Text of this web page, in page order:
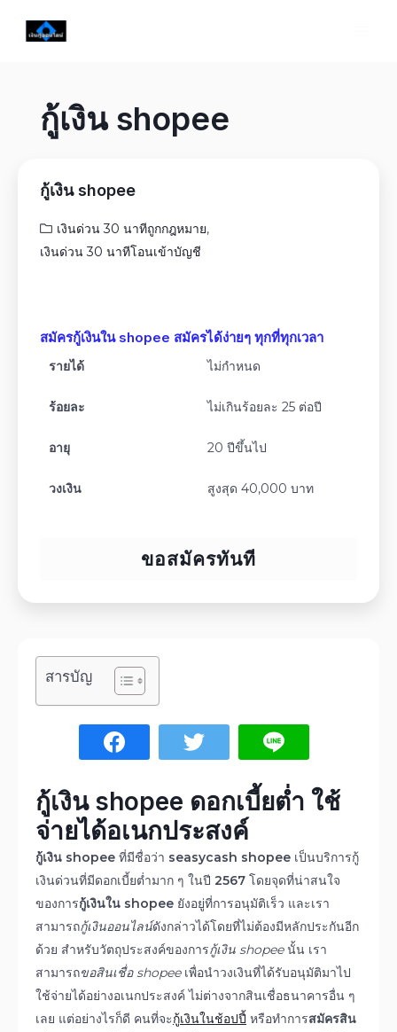
กู้เงิน shopee
กู้เงิน shopee
เงินด่วน 30 นาทีถูกกฎหมาย,
เงินด่วน 30 นาทีโอนเข้าบัญชี
สมัครกู้เงินใน shopee สมัครได้ง่ายๆ ทุกที่ทุกเวลา
รายได้ ไม่กำหนด
ร้อยละ ไม่เกินร้อยละ 25 ต่อปี
อายุ 20 ปีขึ้นไป
วงเงิน สูงสุด 40,000 บาท
ขอสมัครทันที
สารบัญ
กู้เงิน shopee ดอกเบี้ยต่ำ ใช้
จ่ายได้อเนกประสงค์
กู้เงิน shopee ที่มีชื่อว่า seasycash shopee เป็นบริการกู้
เงินด่วนที่มีดอกเบี้ยต่ำมาก ๆ ในปี 2567 โดยจุดที่น่าสนใจ
ของการกู้เงินใน shopee ยังอยู่ที่การอนุมัติเร็ว และเรา
สามารถกู้เงินออนไลน์ดังกล่าวได้โดยที่ไม่ต้องมีหลักประกันอีก
ด้วย สำหรับวัตถุประสงค์ของการกู้เงิน shopeeนั้น เรา
สามารถขอสินเชื่อ shopeeเพื่อนำวงเงินที่ได้รับอนุมัติมาไป
ใช้จ่ายได้อย่างอเนกประสงค์ ไม่ต่างจากสินเชื่อธนาคารอื่น ๆ
เลย แต่อย่างไรก็ดี คนที่จะกู้เงินในช้อปปี้ หรือทำการสมัครสิน